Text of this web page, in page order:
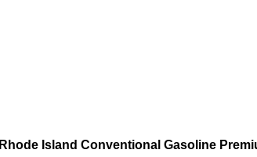
Rhode Island Conventional Gasoline